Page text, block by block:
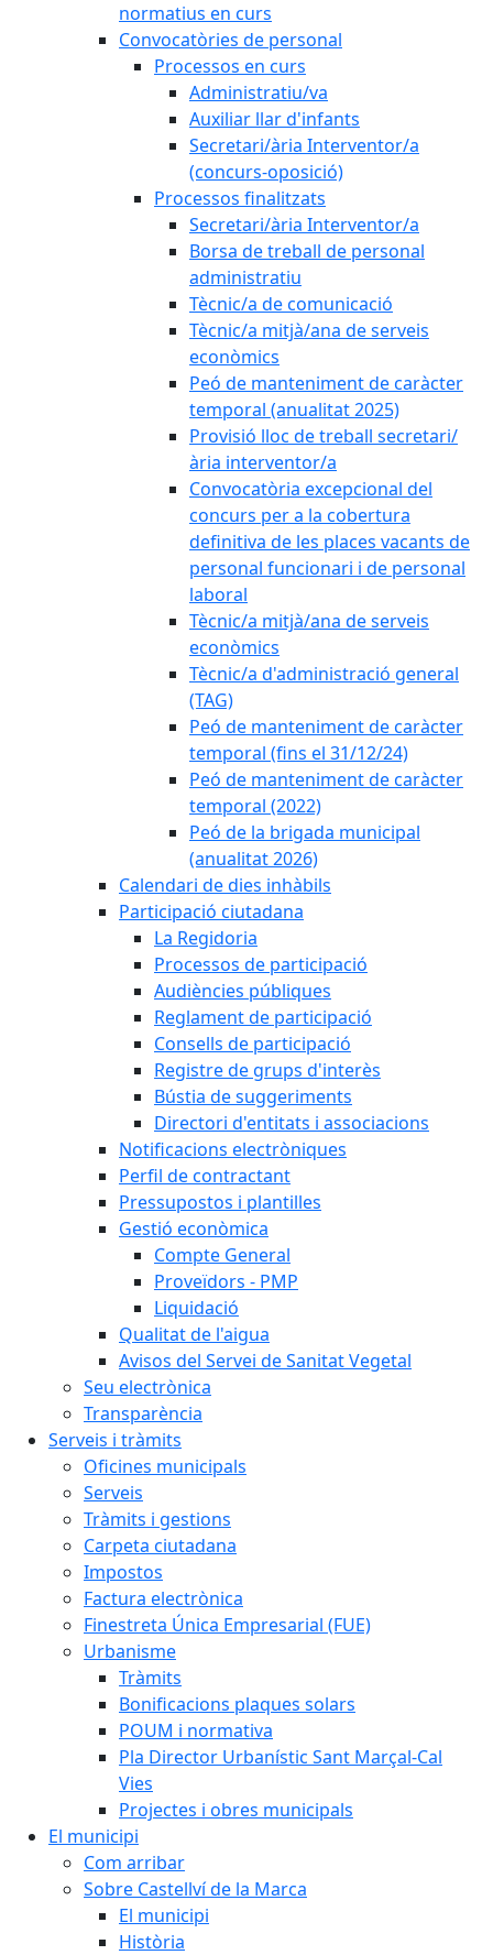
normatius en curs
Convocatòries de personal
Processos en curs
Administratiu/va
Auxiliar llar d'infants
Secretari/ària Interventor/a
(concurs-oposició)
Processos finalitzats
Secretari/ària Interventor/a
Borsa de treball de personal
administratiu
Tècnic/a de comunicació
Tècnic/a mitjà/ana de serveis
econòmics
Peó de manteniment de caràcter
temporal (anualitat 2025)
Provisió lloc de treball secretari/
ària interventor/a
Convocatòria excepcional del
concurs per a la cobertura
definitiva de les places vacants de
personal funcionari i de personal
laboral
Tècnic/a mitjà/ana de serveis
econòmics
Tècnic/a d'administració general
(TAG)
Peó de manteniment de caràcter
temporal (fins el 31/12/24)
Peó de manteniment de caràcter
temporal (2022)
Peó de la brigada municipal
(anualitat 2026)
Calendari de dies inhàbils
Participació ciutadana
La Regidoria
Processos de participació
Audiències públiques
Reglament de participació
Consells de participació
Registre de grups d'interès
Bústia de suggeriments
Directori d'entitats i associacions
Notificacions electròniques
Perfil de contractant
Pressupostos i plantilles
Gestió econòmica
Compte General
Proveïdors - PMP
Liquidació
Qualitat de l'aigua
Avisos del Servei de Sanitat Vegetal
Seu electrònica
Transparència
Serveis i tràmits
Oficines municipals
Serveis
Tràmits i gestions
Carpeta ciutadana
Impostos
Factura electrònica
Finestreta Única Empresarial (FUE)
Urbanisme
Tràmits
Bonificacions plaques solars
POUM i normativa
Pla Director Urbanístic Sant Marçal-Cal
Vies
Projectes i obres municipals
El municipi
Com arribar
Sobre Castellví de la Marca
El municipi
Història